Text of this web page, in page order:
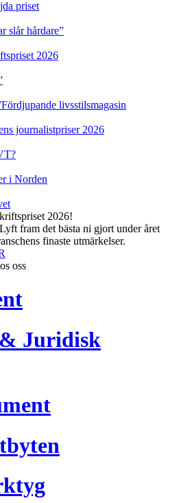
priset
slår hårdare”
2026
livsstilsmagasin
journalistpriser 2026
i Norden
2026!
fram det bästa ni gjort under året
finaste utmärkelser.
oss
Juridisk